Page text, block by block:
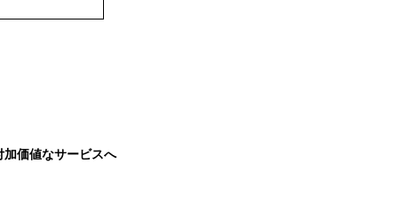
加価値なサービスへ